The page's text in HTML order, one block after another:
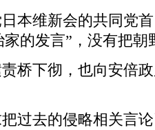
维新会的共同党首
的发言”，没有把朝
下彻，也向安倍政
去的侵略相关言论